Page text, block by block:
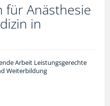
für Anästhesie
in
Arbeit Leistungsgerechte
Weiterbildung